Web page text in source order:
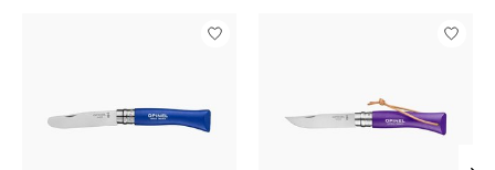
Articles du carrousel de produits